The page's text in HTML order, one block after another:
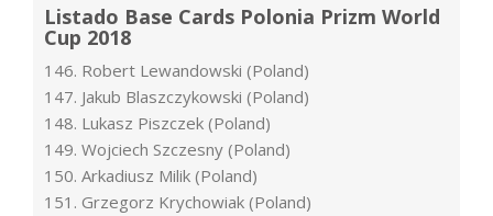
Listado Base Cards Polonia Prizm World
Cup 2018
146. Robert Lewandowski (Poland)
147. Jakub Blaszczykowski (Poland)
148. Lukasz Piszczek (Poland)
149. Wojciech Szczesny (Poland)
150. Arkadiusz Milik (Poland)
151. Grzegorz Krychowiak (Poland)